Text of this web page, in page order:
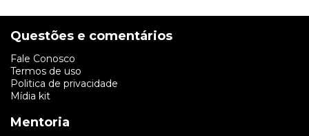
Questões e comentários
Fale Conosco
Termos de uso
Politica de privacidade
Mídia kit
Mentoria